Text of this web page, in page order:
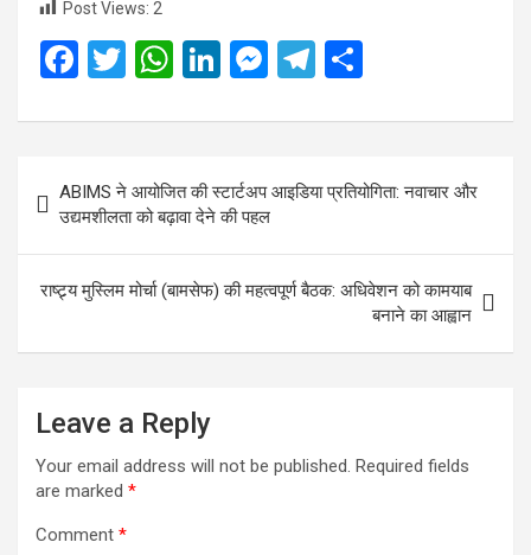
Post Views: 2
F
ce
b
o
o
k
T
tt
er
W
at
A
p
p
Li
ke
dI
n
M
se
g
er
T
e
gr
a
m
ar
e
navigation
ABIMS ने आयोजित की स्टार्टअप आइडिया प्रतियोगिता: नवाचार और
उद्यमशीलता को बढ़ावा देने की पहल
राष्ट्र्य मुस्लिम मोर्चा (बामसेफ) की महत्वपूर्ण बैठक: अधिवेशन को कामयाब
बनाने का आह्वान
Leave a Reply
Your email address will not be published. Required fields
are marked *
Comment *